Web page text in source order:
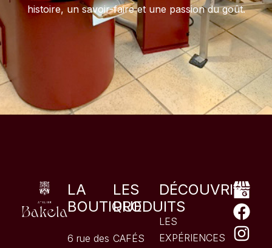
histoire, un savoir-faire et une passion du goût.
LA
BOUTIQUE
6 rue des
LES
PRODUITS
CAFÉS
DÉCOUVRIR
LES
EXPÉRIENCES